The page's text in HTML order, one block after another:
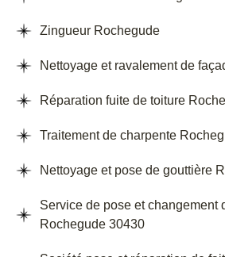
Zingueur Rochegude
Nettoyage et ravalement de
Réparation fuite de toiture
Traitement de charpente
Nettoyage et pose de gouttière
Service de pose et changement
Rochegude 30430